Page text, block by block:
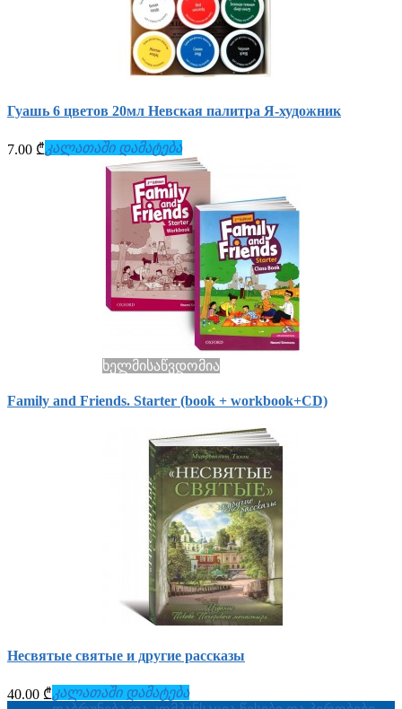
Гуашь 6 цветов 20мл Невская палитра Я-художник
7.00 ₾ კალათაში დამატება
ხელმისაწვდომია
Family and Friends. Starter (book + workbook+СD)
Несвятые святые и другие рассказы
40.00 ₾ კალათაში დამატება